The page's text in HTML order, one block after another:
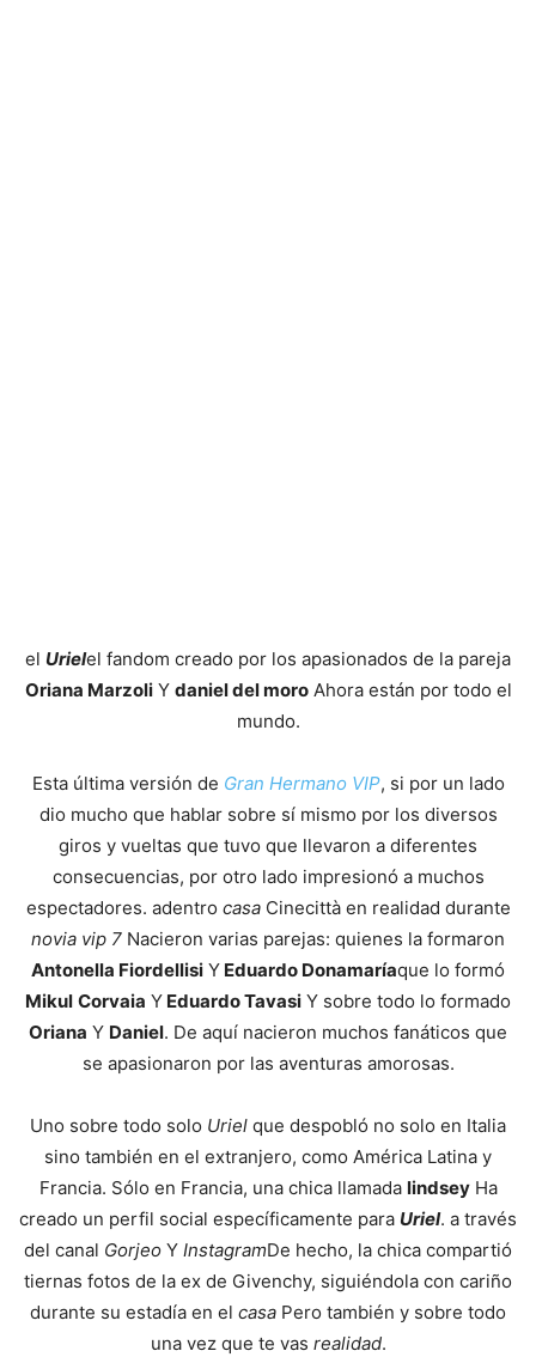
el Urielel fandom creado por los apasionados de la pareja
Oriana MarzoliY daniel del moroAhora están por todo el
mundo.
Esta última versión de Gran Hermano VIP, si por un lado
dio mucho que hablar sobre sí mismo por los diversos
giros y vueltas que tuvo que llevaron a diferentes
consecuencias, por otro lado impresionó a muchos
espectadores. adentro casaCinecittà en realidad durante
novia vip 7 Nacieron varias parejas: quienes la formaron
Antonella Fiordellisi Y Eduardo Donamaríaque lo formó
Mikul Corvaia Y Eduardo Tavasi Y sobre todo lo formado
Oriana Y Daniel. De aquí nacieron muchos fanáticos que
se apasionaron por las aventuras amorosas.
Uno sobre todo solo Uriel que despobló no solo en Italia
sino también en el extranjero, como América Latina y
Francia. Sólo en Francia, una chica llamada lindseyHa
creado un perfil social específicamente para Uriel. a través
del canal Gorjeo Y InstagramDe hecho, la chica compartió
tiernas fotos de la ex de Givenchy, siguiéndola con cariño
durante su estadía en el casa Pero también y sobre todo
una vez que te vas realidad.